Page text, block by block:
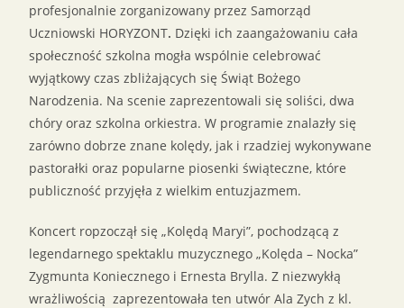
profesjonalnie zorganizowany przez Samorząd
Uczniowski HORYZONT. Dzięki ich zaangażowaniu cała
społeczność szkolna mogła wspólnie celebrować
wyjątkowy czas zbliżających się Świąt Bożego
Narodzenia. Na scenie zaprezentowali się soliści, dwa
chóry oraz szkolna orkiestra. W programie znalazły się
zarówno dobrze znane kolędy, jak i rzadziej wykonywane
pastorałki oraz popularne piosenki świąteczne, które
publiczność przyjęła z wielkim entuzjazmem.
Koncert ropzoczął się „Kolędą Maryi”, pochodzącą z
legendarnego spektaklu muzycznego „Kolęda – Nocka”
Zygmunta Koniecznego i Ernesta Brylla. Z niezwykłą
wrażliwością zaprezentowała ten utwór Ala Zych z kl.